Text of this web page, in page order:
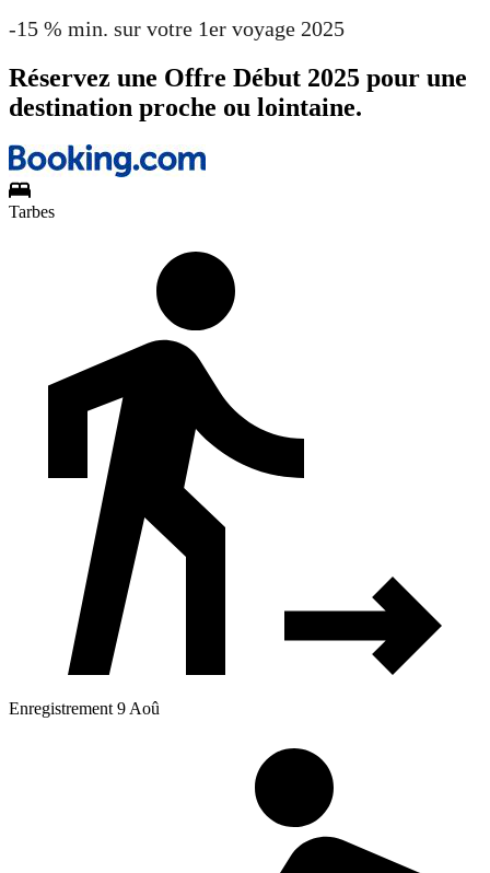
-15 % min. sur votre 1er voyage 2025
Réservez une Offre Début 2025 pour une
destination proche ou lointaine.
Tarbes
Enregistrement 9 Aoû